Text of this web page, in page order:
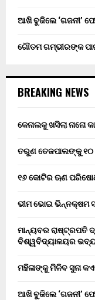
ଆଖି ବୁଜିଲେ ‘ଗଜନୀ’
ଗୌତମ ଗମ୍ଭୀରଙ୍କ
BREAKING NEWS
କେନାଲକୁ ଖସିଲା ନାନୋ
ତରୁଣ ତେଜପାଲଙ୍କୁ ୧୦
୧୬ କୋଟିର ଋଣ
ଭୀମ ଭୋଇ ଭିନ୍ନକ୍ଷମ
ମାନ୍ୟବର ରାଷ୍ଟ୍ରପତି
ବିଶ୍ୱବିଦ୍ୟାଳୟର
ମହିଳାଙ୍କୁ ମିଳିବ ସୁନା
ଆଖି ବୁଜିଲେ ‘ଗଜନୀ’